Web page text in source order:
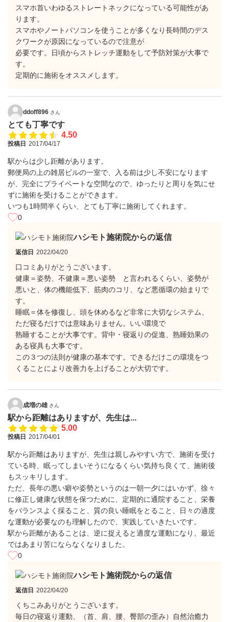
スマホ首いわゆるストレートネックになっている可能性があ
ります。
スマホやノートパソコンを使うことが多くなり長時間のデス
クワークが原因になっているので注意が
必要です。日頃からストレッチ運動をして予防対策が大事で
す。
定期的に施術をオススメします。
ddoff896 さん
とても丁寧です
4.50
投稿日 2017/04/17
駅からは少し距離があります。
郵便局の上の雑居ビルの一室で、入る前は少し不安になります
が、完全にプライベートな空間なので、ゆったりと周りを気にせ
ずに施術を受けることができます。
いつも1時間半くらい、とても丁寧に施術してくれます。
0
ハシモト施術院からの返信
返信日 2022/04/20
口コミありがとうございます。
健康＝姿勢、不健康＝悪い姿勢 と言われるくらい、姿勢が
悪いと、体の機能低下、筋肉のコリ、など悪循環の始まりで
す。
睡眠＝体を修復し、頭を休めるなど非常に大切なシステム、
ただ寝るだけでは意味ありません。いい環境で
熟睡することが大事です。背中・寝返りの促進、熟睡効果の
ある寝具も大事です。
この３つの法則が健康の基本です。できるだけこの環境をつ
くることにより改善力を上げることが大切です。
成増の雄 さん
駅から距離はありますが、先生は...
5.00
投稿日 2017/04/01
駅から距離はありますが、先生は親しみやすい方で、施術を受け
ている時、眠ってしまいそうになるくらい気持ち良くて、施術後
もスッキリします。
ただ、長年の悪い癖や姿勢というのは一朝一夕にはいかず、徐々
に修正し健康な状態を保つために、定期的に通院すること、栄養
をバランスよく採ること、質の良い睡眠をとること、日々の適度
な運動が必要なのも理解したので、実践していきたいです。
駅から距離があることは、逆に捉えると適度な運動になり、最近
ではあまり苦にならなくなりました。
0
ハシモト施術院からの返信
返信日 2022/04/20
くちこみありがとうございます。
毎日の寝返り運動、（首、肩、腰、臀部の歪み）自然治癒力